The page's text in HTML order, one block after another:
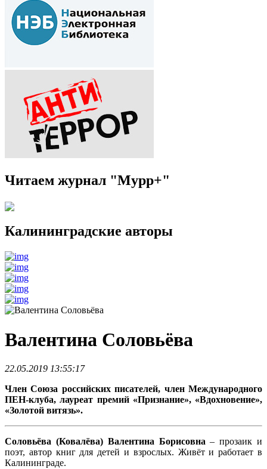
Читаем журнал "Мурр+"
Калининградские авторы
Валентина Соловьёва
22.05.2019 13:55:17
Член Союза российских писателей, член Международного
ПЕН-клуба, лауреат премий «Признание», «Вдохновение»,
«Золотой витязь».
Соловьёва (Ковалёва) Валентина Борисовна – прозаик и
поэт, автор книг для детей и взрослых. Живёт и работает в
Калининграде.